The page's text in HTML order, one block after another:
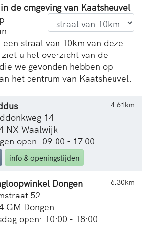
de omgeving van Kaatsheuvel
straal van 10km van deze
u het overzicht van de
we gevonden hebben op
het centrum van Kaatsheuvel:
4.61km
14
NX Waalwijk
open: 09:00 - 17:00
info & openingstijden
6.30km
Dongen
52
GM Dongen
open: 10:00 - 18:00